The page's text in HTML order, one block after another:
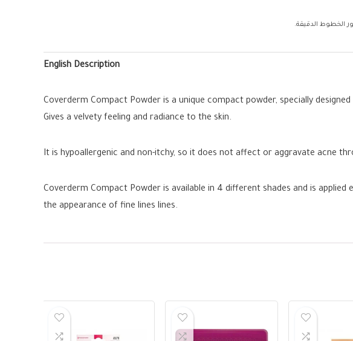
English Description
Coverderm Compact Powder is a unique compact powder, specially
Gives a velvety feeling and radiance to the skin.
It is hypoallergenic and non-itchy, so it does not affect or aggravate acne
Coverderm Compact Powder is available in 4 different shades and is
the appearance of fine lines lines.